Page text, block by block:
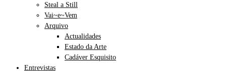
Steal a Still
Vai~e~Vem
Arquivo
Actualidades
Estado da Arte
Cadáver Esquisito
Entrevistas